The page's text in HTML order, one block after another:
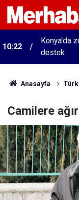
10:22
Konya'da
destek
Anasayfa
Camilere